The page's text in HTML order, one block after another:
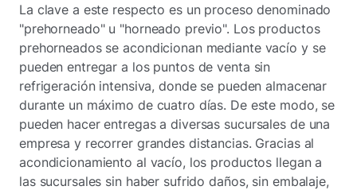
La clave a este respecto es un proceso denominado
"prehorneado" u "horneado previo". Los productos
prehorneados se acondicionan mediante vacío y se
pueden entregar a los puntos de venta sin
refrigeración intensiva, donde se pueden almacenar
durante un máximo de cuatro días. De este modo, se
pueden hacer entregas a diversas sucursales de una
empresa y recorrer grandes distancias. Gracias al
acondicionamiento al vacío, los productos llegan a
las sucursales sin haber sufrido daños, sin embalaje,